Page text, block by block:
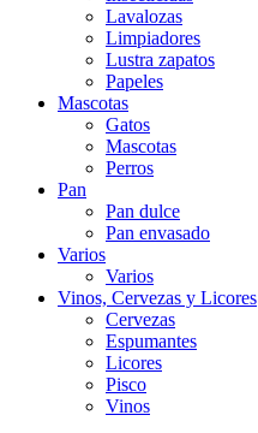
Lavalozas
Limpiadores
Lustra zapatos
Papeles
Mascotas
Gatos
Mascotas
Perros
Pan
Pan dulce
Pan envasado
Varios
Varios
Vinos, Cervezas y Licores
Cervezas
Espumantes
Licores
Pisco
Vinos